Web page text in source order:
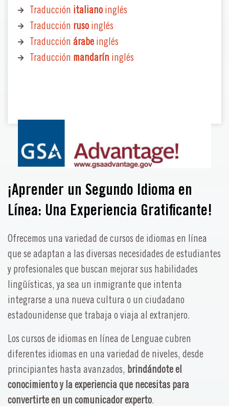
Traducción italianoinglés
Traducción rusoinglés
Traducción árabeinglés
Traducción mandarín inglés
¡Aprender un Segundo Idioma en
Línea: Una Experiencia Gratificante!
Ofrecemos una variedad de cursos de idiomas en línea
que se adaptan a las diversas necesidades de estudiantes
y profesionales que buscan mejorar sus habilidades
lingüísticas, ya sea un inmigrante que intenta
integrarse a una nueva cultura o un ciudadano
estadounidense que trabaja o viaja al extranjero.
Los cursos de idiomas en línea de Lenguae cubren
diferentes idiomas en una variedad de niveles, desde
principiantes hasta avanzados, brindándote el
conocimiento y la experiencia que necesitas para
convertirte en un comunicador experto.